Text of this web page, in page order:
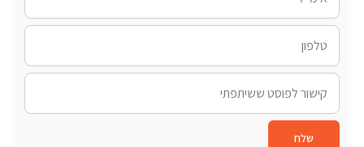
שלח